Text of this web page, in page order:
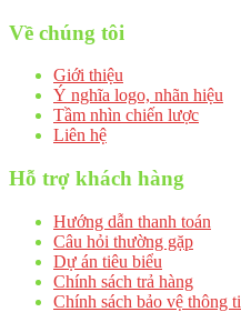
Về chúng tôi
Giới thiệu
Ý nghĩa logo, nhãn hiệu
Tầm nhìn chiến lược
Liên hệ
Hỗ trợ khách hàng
Hướng dẫn thanh toán
Câu hỏi thường gặp
Dự án tiêu biểu
Chính sách trả hàng
Chính sách bảo vệ thông